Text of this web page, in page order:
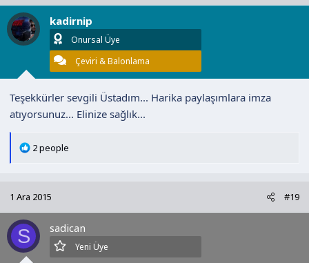
l
e
r
kadirnip
Onursal Üye
Çeviri & Balonlama
Teşekkürler sevgili Üstadım... Harika paylaşımlara imza
atıyorsunuz... Elinize sağlık...
T
i
l
e
r
2 people
1 Ara 2015 #19
S sadican
Yeni Üye